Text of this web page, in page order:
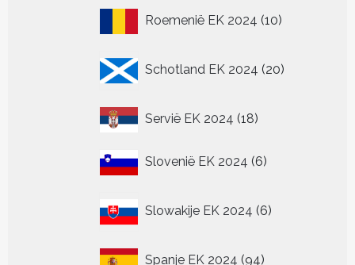
Roemenië EK 2024 1010
Schotland EK 2024 20
producten
Servië EK 2024 1818
Slovenië EK 2024 66
Slowakije EK 2024 6
producten
Spanje EK 2024 9494